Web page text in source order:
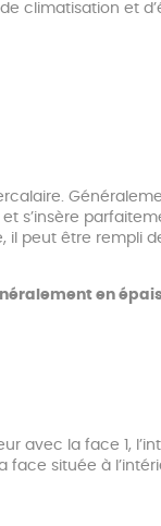
climatisation et
s’insère
il peut être rempli
en
avec la face 1,
située à